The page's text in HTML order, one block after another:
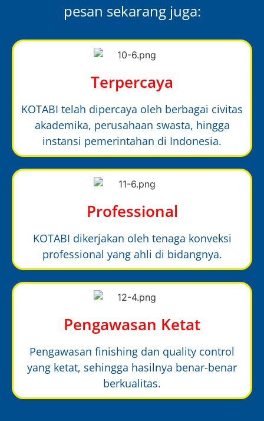
pesan sekarang juga:
Terpercaya
KOTABI telah dipercaya oleh berbagai civitas
akademika, perusahaan swasta, hingga
instansi pemerintahan di Indonesia.
Professional
KOTABI dikerjakan oleh tenaga konveksi
professional yang ahli di bidangnya.
Pengawasan Ketat
Pengawasan finishing dan quality control
yang ketat, sehingga hasilnya benar-benar
berkualitas.